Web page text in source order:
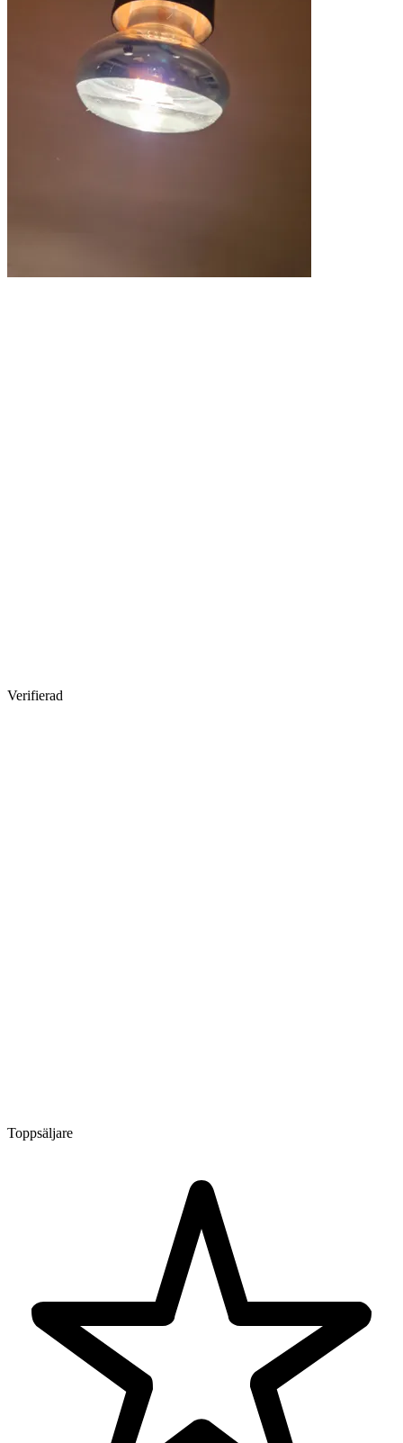
Verifierad
Toppsäljare